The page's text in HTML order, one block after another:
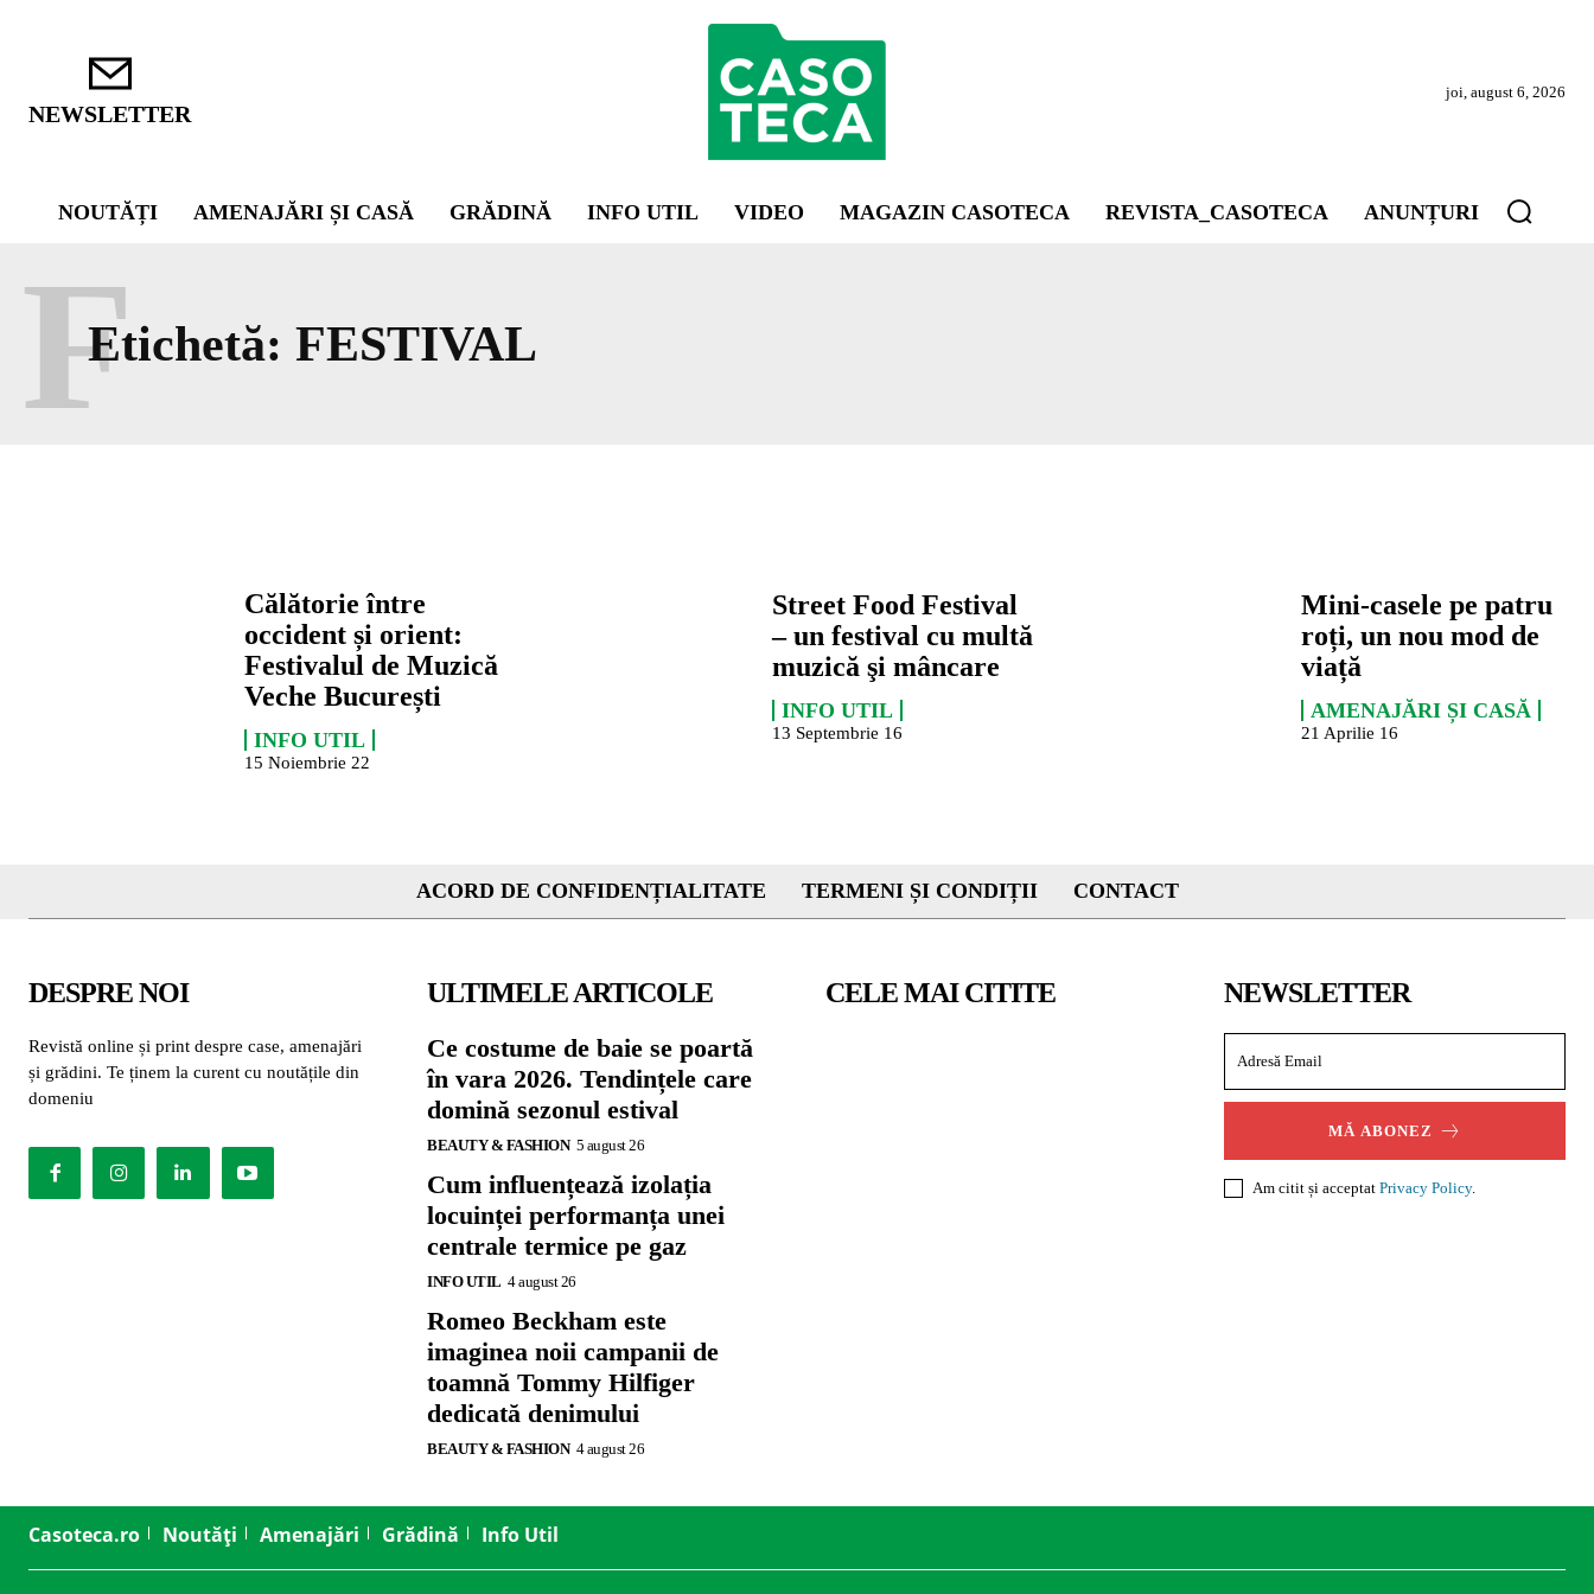
NEWSLETTER
joi, august 6, 2026
NOUTĂȚI AMENAJĂRI ȘI CASĂ GRĂDINĂ INFO UTIL VIDEO MAGAZIN CASOTECA REVISTA_CASOTECA ANUNȚURI
Etichetă: FESTIVAL
F
Călătorie între
occident și orient:
Festivalul de Muzică
Veche București
INFO UTIL
15 Noiembrie 22
Street Food Festival
– un festival cu multă
muzică şi mâncare
INFO UTIL
13 Septembrie 16
Mini-casele pe patru
roți, un nou mod de
viață
AMENAJĂRI ȘI CASĂ
21 Aprilie 16
ACORD DE CONFIDENȚIALITATE TERMENI ȘI CONDIȚII CONTACT
DESPRE NOI
Revistă online și print despre case, amenajări
și grădini. Te ținem la curent cu noutățile din
domeniu
ULTIMELE ARTICOLE
Ce costume de baie se poartă
în vara 2026. Tendințele care
domină sezonul estival
BEAUTY & FASHION 5 august 26
Cum influențează izolația
locuinței performanța unei
centrale termice pe gaz
INFO UTIL 4 august 26
Romeo Beckham este
imaginea noii campanii de
toamnă Tommy Hilfiger
dedicată denimului
BEAUTY & FASHION 4 august 26
CELE MAI CITITE NEWSLETTER
MĂ ABONEZ
Am citit și acceptat Privacy Policy.
Casoteca.ro Noutăți Amenajări Grădină Info Util